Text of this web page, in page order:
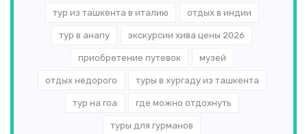
тур из ташкента в италию отдых в индии
тур в анапу экскурсии хива цены 2026
приобретение путевок музей
отдых недорого туры в хургаду из ташкента
тур на гоа где можно отдохнуть
туры для гурманов